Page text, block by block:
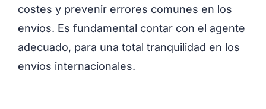
costes y prevenir errores comunes en los
envíos. Es fundamental contar con el agente
adecuado, para una total tranquilidad en los
envíos internacionales.